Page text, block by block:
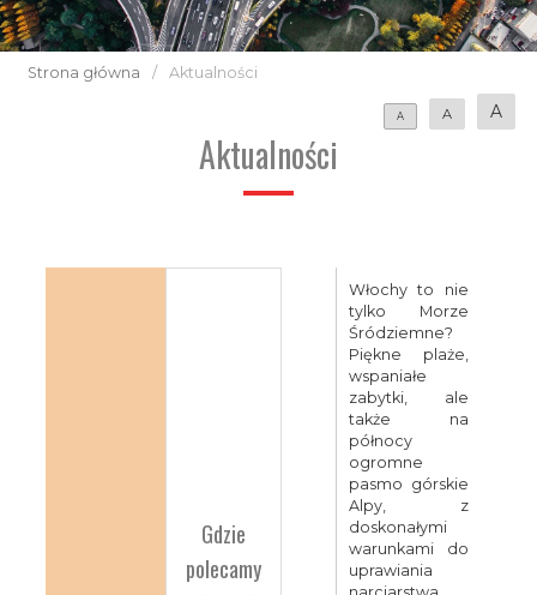
Strona główna / Aktualności
A A A
Aktualności
Gdzie
polecamy
Włochy to nie
tylko Morze
Śródziemne?
Piękne plaże,
wspaniałe
zabytki, ale
także na
północy
ogromne
pasmo górskie
Alpy, z
doskonałymi
warunkami do
uprawiania